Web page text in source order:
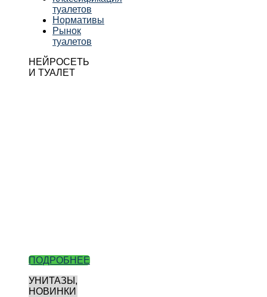
туалетов
Нормативы
Рынок
туалетов
НЕЙРОСЕТЬ
И ТУАЛЕТ
ПОДРОБНЕЕ
УНИТАЗЫ,
НОВИНКИ